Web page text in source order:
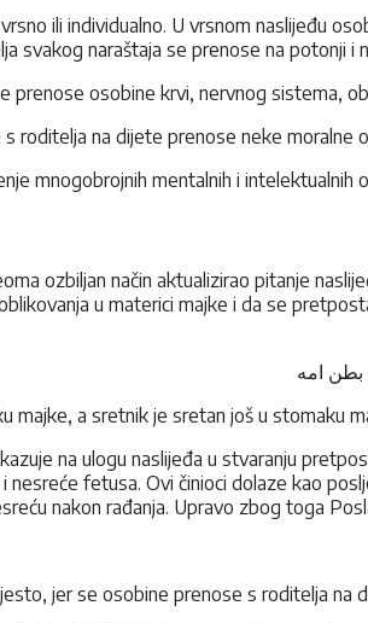
ili individualno. U vrsnom naslijeđu
svakog naraštaja se prenose na potonji
prenose osobine krvi, nervnog sistema,
roditelja na dijete prenose neke moralne
mnogobrojnih mentalnih i
ozbiljan način aktualizirao pitanje
u materici majke i da se
امه
majke, a sretnik je sretan još u stomaku
na ulogu naslijeđa u stvaranju
i nesreće fetusa. Ovi činioci dolaze kao
nakon rađanja. Upravo zbog toga
jer se osobine prenose s roditelja na